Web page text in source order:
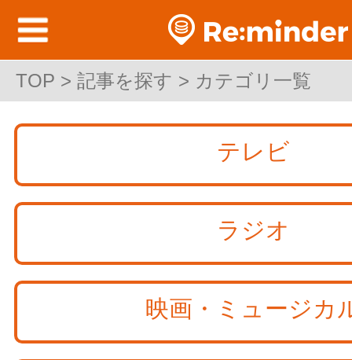
TOP > 記事を探す > カテゴリ一覧
テレビ
ラジオ
映画・ミュージカ